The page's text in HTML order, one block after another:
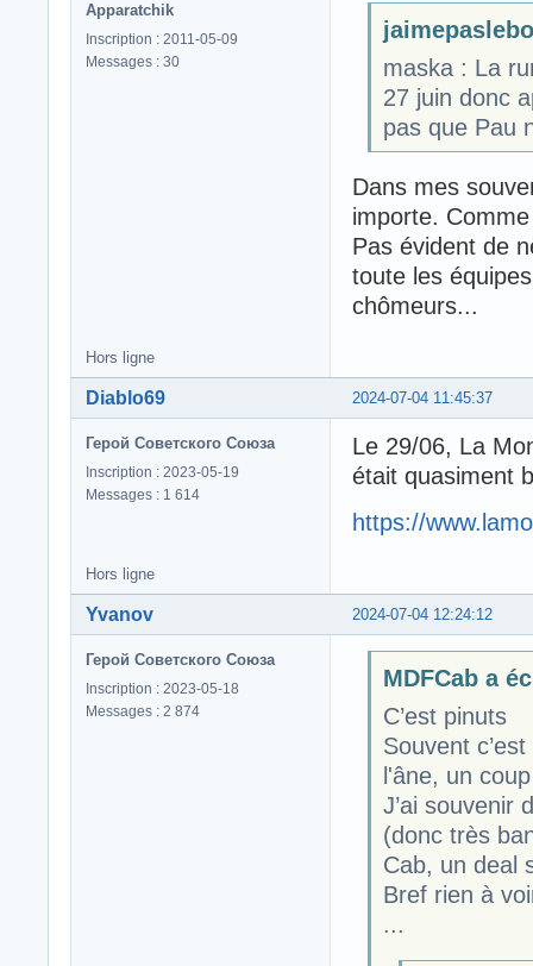
Apparatchik
Inscription : 2011-05-09
Messages : 30
maska : La
27 juin donc
pas que Pau
Dans mes
importe.
Pas évident de
toute les
chômeurs...
Hors ligne
2024-07-04 11:45:37
Diablo69
Герой Советского Союза
Inscription : 2023-05-19
Messages : 1 614
Le 29/06, La
était quasiment
https://
Hors ligne
2024-07-04 12:24:12
Yvanov
Герой Советского Союза
Inscription : 2023-05-18
Messages : 2 874
MDFCab a
C’est pinuts
Souvent
l'âne, un
J’ai souvenir
(donc très
Cab, un deal
Bref rien à
...